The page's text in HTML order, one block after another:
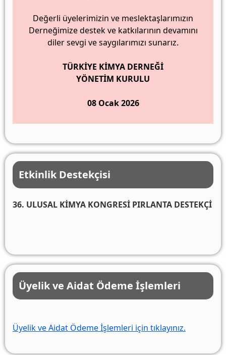
Değerli üyelerimizin ve meslektaşlarımızın
Derneğimize destek ve katkılarının devamını
diler sevgi ve saygılarımızı sunarız.
TÜRKİYE KİMYA DERNEĞİ
YÖNETİM KURULU
08 Ocak 2026
Etkinlik Destekçisi
36. ULUSAL KİMYA KONGRESİ PIRLANTA DESTEKÇİ
Üyelik ve Aidat Ödeme İşlemleri
Üyelik ve Aidat Ödeme İşlemleri için tıklayınız.